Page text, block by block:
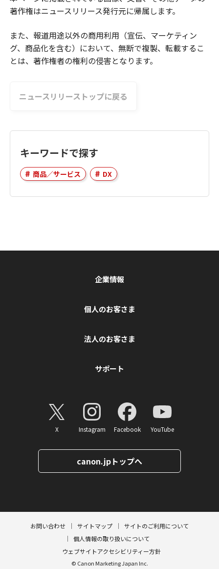
著作権はニュースリリース発行元に帰属します。
また、報道用途以外の商用利用（宣伝、マーケティン
グ、商品化を含む）において、無断で複製、転載するこ
とは、著作権者の権利の侵害となります。
ニュースリリーストップに戻る
キーワードで探す
商品／サービス DX
企業情報
個人のお客さま
法人のお客さま
サポート
X Instagram Facebook YouTube
canon.jpトップへ
お問い合わせ サイトマップ
サイトのご利用について
個人情報の取り扱いについて
ウェブサイトアクセシビリティー方針
© Canon Marketing Japan Inc.